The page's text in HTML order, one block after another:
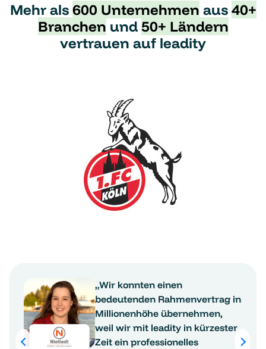
Mehr als 600 Unter­nehmen aus 40+
Branchen und 50+ Ländern
vertrauen auf leadity
„Wir konnten einen
bedeutenden Rahmenvertrag in
Millionenhöhe übernehmen,
weil wir mit leadity in kürzester
Zeit ein professionelles